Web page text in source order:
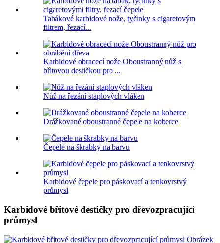
Tabákové karbidové nože, tyčinky s cigaretovým
filtrem, řezací...
Karbidové obracecí nože Oboustranný nůž s
břitovou destičkou pro ...
Nůž na řezání staplových vláken
Drážkované oboustranné čepele na koberce
Čepele na škrabky na barvu
Karbidové čepele pro páskovací a tenkovrstvý
průmysl
Karbidové břitové destičky pro dřevozpracující
průmysl